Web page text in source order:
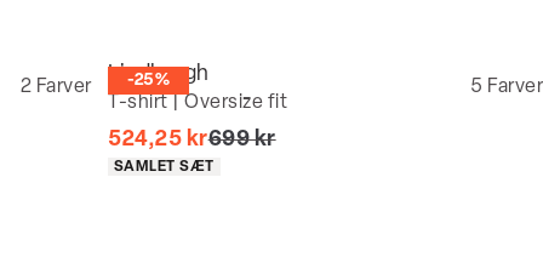
2 Farver -25%
Lindbergh
T-shirt | Oversize fit
5 Farver
524,25 krI alt (uden rabat)
699 kr
Produkt egenskaber
SAMLET SÆT